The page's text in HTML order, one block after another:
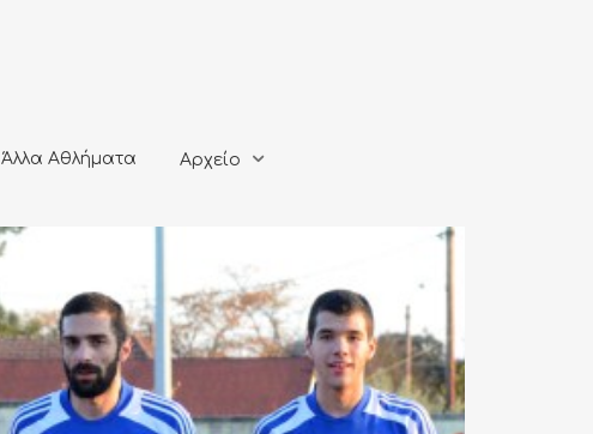
Άλλα Αθλήματα Αρχείο